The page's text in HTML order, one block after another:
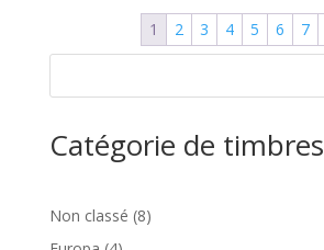
est :
€0.20.
1 2 3 4 5 6 7
Catégorie de timbres
Non classé 88